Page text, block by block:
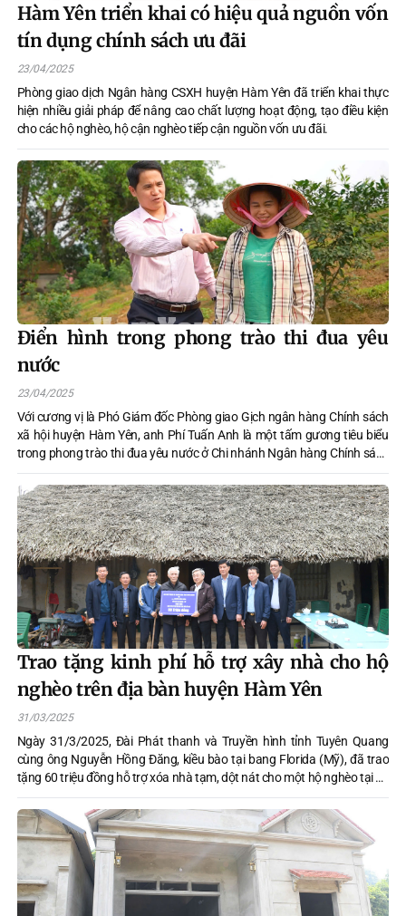
Hàm Yên triển khai có hiệu quả nguồn vốn
tín dụng chính sách ưu đãi
23/04/2025
Phòng giao dịch Ngân hàng CSXH huyện Hàm Yên đã triển khai thực
hiện nhiều giải pháp để nâng cao chất lượng hoạt động, tạo điều kiện
cho các hộ nghèo, hộ cận nghèo tiếp cận nguồn vốn ưu đãi.
Điển hình trong phong trào thi đua yêu
nước
23/04/2025
Với cương vị là Phó Giám đốc Phòng giao Gịch ngân hàng Chính sách
xã hội huyện Hàm Yên, anh Phí Tuấn Anh là một tấm gương tiêu biểu
trong phong trào thi đua yêu nước ở Chi nhánh Ngân hàng Chính sách
xã hội tỉnh Tuyên Quang.
Trao tặng kinh phí hỗ trợ xây nhà cho hộ
nghèo trên địa bàn huyện Hàm Yên
31/03/2025
Ngày 31/3/2025, Đài Phát thanh và Truyền hình tỉnh Tuyên Quang
cùng ông Nguyễn Hồng Đăng, kiều bào tại bang Florida (Mỹ), đã trao
tặng 60 triệu đồng hỗ trợ xóa nhà tạm, dột nát cho một hộ nghèo tại xã
Bằng Cốc, huyện Hàm Yên. Tham dự buổi trao kinh phí có ông Nguyễn
Ngọc Toàn, Giám đốc Đài Phát thanh và Truyền hình tỉnh; đại diện lãnh
đạo huyện có đồng chí Đỗ Đức Chiến, Phó Bí thư Huyện ủy, Chủ tịch
UBND huyện.